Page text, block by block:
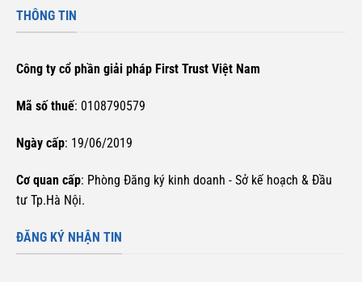
THÔNG TIN
Công ty cổ phần giải pháp First Trust Việt Nam
Mã số thuế: 0108790579
Ngày cấp: 19/06/2019
Cơ quan cấp: Phòng Đăng ký kinh doanh - Sở kế hoạch & Đầu
tư Tp.Hà Nội.
ĐĂNG KÝ NHẬN TIN